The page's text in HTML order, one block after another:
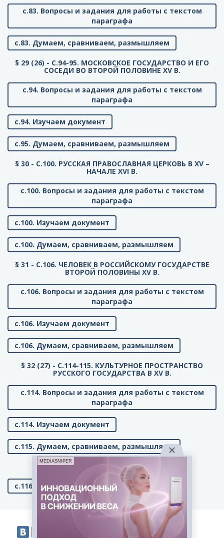
с.83. Вопросы и задания для работы с текстом
параграфа
с.83. Думаем, сравниваем, размышляем
§ 29 (26) - C.94-95. МОСКОВСКОЕ ГОСУДАРСТВО И ЕГО
СОСЕДИ ВО ВТОРОЙ ПОЛОВИНЕ XV В.
с.94. Вопросы и задания для работы с текстом
параграфа
с.94. Изучаем документ
с.95. Думаем, сравниваем, размышляем
§ 30 - C.100. РУССКАЯ ПРАВОСЛАВНАЯ ЦЕРКОВЬ В XV –
НАЧАЛЕ XVI В.
с.100. Вопросы и задания для работы с текстом
параграфа
с.100. Изучаем документ
с.100. Думаем, сравниваем, размышляем
§ 31 - C.106. ЧЕЛОВЕК В РОССИЙСКОМУ ГОСУДАРСТВЕ
ВТОРОЙ ПОЛОВИНЫ XV В.
с.106. Вопросы и задания для работы с текстом
параграфа
с.106. Изучаем документ
с.106. Думаем, сравниваем, размышляем
§ 32 (27) - C.114-115. КУЛЬТУРНОЕ ПРОСТРАНСТВО
РУССКОГО ГОСУДАРСТВА В XV В.
с.114. Вопросы и задания для работы с текстом
параграфа
с.114. Изучаем документ
с.115. Думаем, сравниваем, размышляем
C.116. ПОВТОРЯЕМ И ДЕЛАЕМ ВЫВОДЫ
с.116. Вопросы к главе 6
MEDIASNIPER